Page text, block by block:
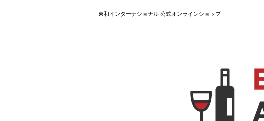
東和インターナショナル 公式オンラインショップ